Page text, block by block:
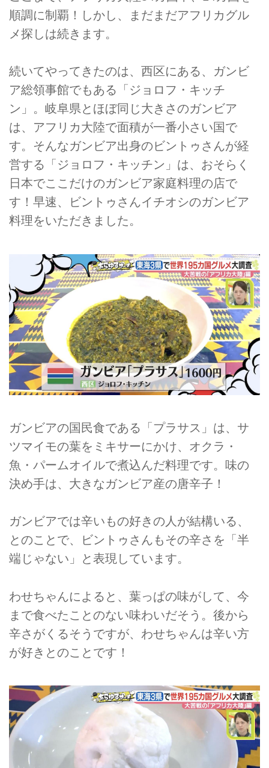
順調に制覇！しかし、まだまだアフリカグル
メ探しは続きます。
続いてやってきたのは、西区にある、ガンビ
ア総領事館でもある「ジョロフ・キッチ
ン」。岐阜県とほぼ同じ大きさのガンビア
は、アフリカ大陸で面積が一番小さい国で
す。そんなガンビア出身のビントゥさんが経
営する「ジョロフ・キッチン」は、おそらく
日本でここだけのガンビア家庭料理の店で
す！早速、ビントゥさんイチオシのガンビア
料理をいただきました。
ガンビアの国民食である「プラサス」は、サ
ツマイモの葉をミキサーにかけ、オクラ・
魚・パームオイルで煮込んだ料理です。味の
決め手は、大きなガンビア産の唐辛子！
ガンビアでは辛いもの好きの人が結構いる、
とのことで、ビントゥさんもその辛さを「半
端じゃない」と表現しています。
わせちゃんによると、葉っぱの味がして、今
まで食べたことのない味わいだそう。後から
辛さがくるそうですが、わせちゃんは辛い方
が好きとのことです！